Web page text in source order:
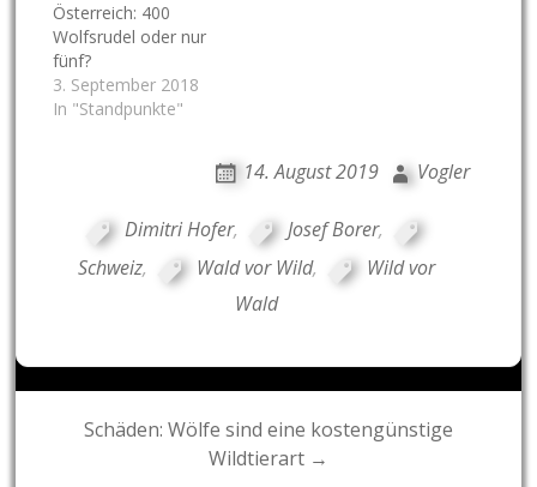
Österreich: 400
Wolfsrudel oder nur
fünf?
3. September 2018
In "Standpunkte"
14. August 2019 Vogler
Dimitri Hofer, Josef Borer,
Schweiz, Wald vor Wild,
Wild vor
Wald
PostSchäden: Wölfe sind eine kostengünstige
Wildtierart →